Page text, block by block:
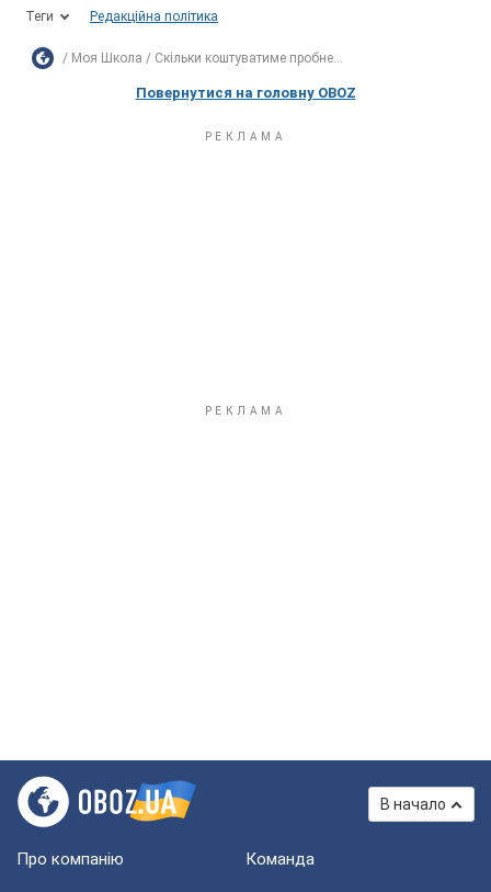
Теги Редакційна політика
Моя Школа Скільки коштуватиме пробне...
Повернутися на головну OBOZ
В начало
Про компанію Команда